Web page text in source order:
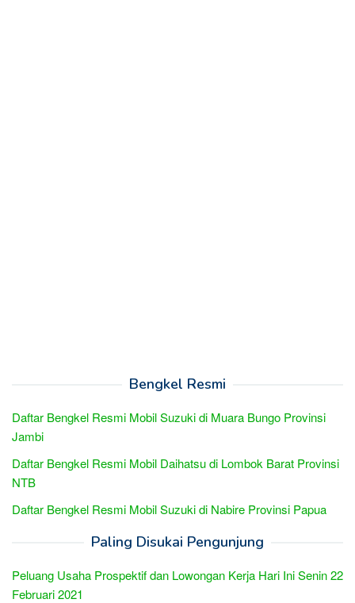
Bengkel Resmi
Daftar Bengkel Resmi Mobil Suzuki di Muara Bungo Provinsi
Jambi
Daftar Bengkel Resmi Mobil Daihatsu di Lombok Barat Provinsi
NTB
Daftar Bengkel Resmi Mobil Suzuki di Nabire Provinsi Papua
Paling Disukai Pengunjung
Peluang Usaha Prospektif dan Lowongan Kerja Hari Ini Senin 22
Februari 2021